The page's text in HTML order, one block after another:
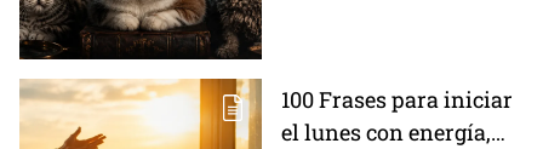
100 Frases para iniciar
el lunes con energía,